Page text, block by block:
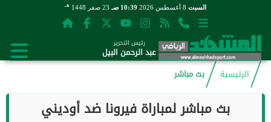
السبت 10:39 صـ 23 صفر 1448 هـ
رئيس التحرير
عبد الرحمن البيل
الرئيسية
بث مباشر
بث مباشر لمباراة فيرونا ضد أوديني